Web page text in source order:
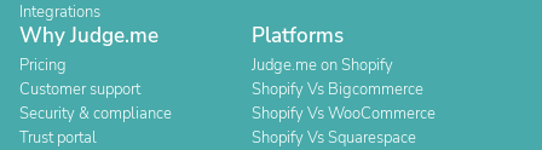
Integrations
Why Judge.me
Pricing
Customer support
Security & compliance
Trust portal
Platforms
Judge.me on Shopify
Shopify Vs Bigcommerce
Shopify Vs WooCommerce
Shopify Vs Squarespace